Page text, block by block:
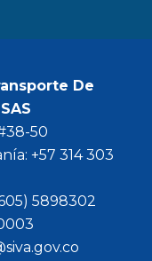
De
50
+57 314 303
5898302